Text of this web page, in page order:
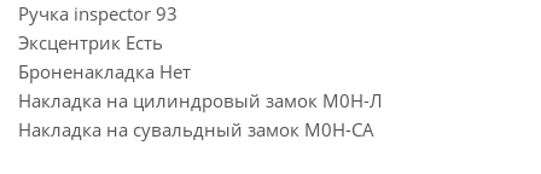
Ручка inspector 93
Эксцентрик Есть
Броненакладка Нет
Накладка на цилиндровый замок М0Н-Л
Накладка на сувальдный замок М0Н-СА